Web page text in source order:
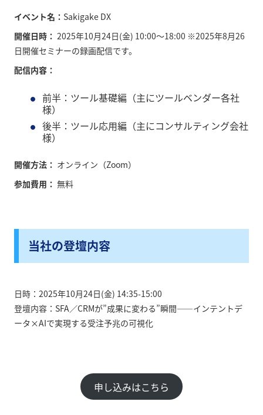
イベント名： Sakigake DX
開催日時： 2025年10月24日(金) 10:00～18:00 ※2025年8月26
日開催セミナーの録画配信です。
配信内容：
前半：ツール基礎編（主にツールベンダー各社
様）
後半：ツール応用編（主にコンサルティング会社
様）
開催方法： オンライン（Zoom）
参加費用： 無料
当社の登壇内容
日時：2025年10月24日(金) 14:35-15:00
登壇内容：SFA／CRMが”成果に変わる”瞬間――インテントデ
ータ×AIで実現する受注予兆の可視化
申し込みはこちら